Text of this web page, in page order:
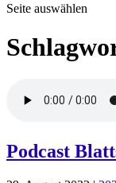
Seite auswählen
Podcast